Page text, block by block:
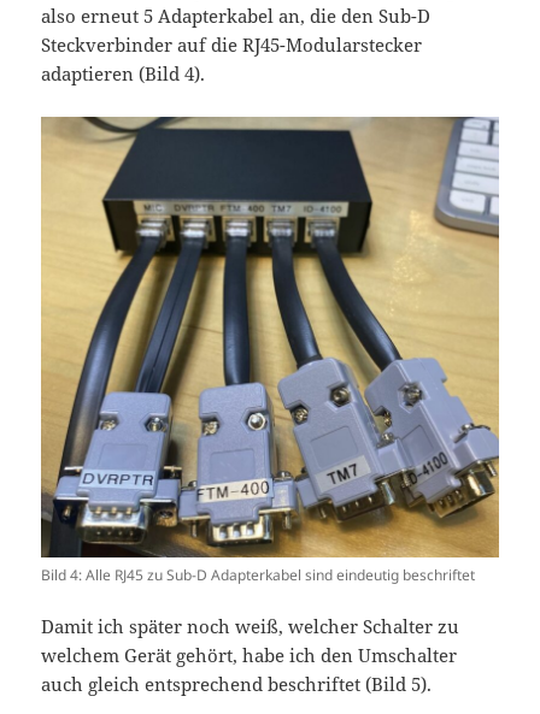
also erneut 5 Adapterkabel an, die den Sub-D
Steckverbinder auf die RJ45-Modularstecker
adaptieren (Bild 4).
Bild 4: Alle RJ45 zu Sub-D Adapterkabel sind eindeutig beschriftet
Damit ich später noch weiß, welcher Schalter zu
welchem Gerät gehört, habe ich den Umschalter
auch gleich entsprechend beschriftet (Bild 5).